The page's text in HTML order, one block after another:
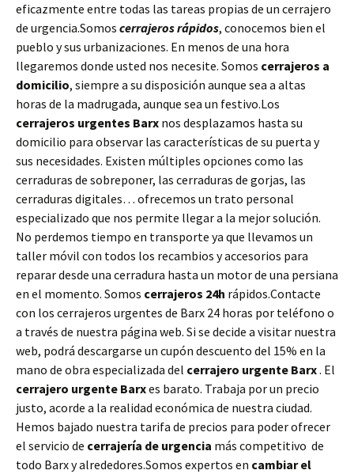
eficazmente entre todas las tareas propias de un cerrajero
de urgencia.Somos cerrajeros rápidos, conocemos bien el
pueblo y sus urbanizaciones. En menos de una hora
llegaremos donde usted nos necesite. Somos cerrajeros a
domicilio, siempre a su disposición aunque sea a altas
horas de la madrugada, aunque sea un festivo.Los
cerrajeros urgentes Barx nos desplazamos hasta su
domicilio para observar las características de su puerta y
sus necesidades. Existen múltiples opciones como las
cerraduras de sobreponer, las cerraduras de gorjas, las
cerraduras digitales… ofrecemos un trato personal
especializado que nos permite llegar a la mejor solución.
No perdemos tiempo en transporte ya que llevamos un
taller móvil con todos los recambios y accesorios para
reparar desde una cerradura hasta un motor de una persiana
en el momento. Somos cerrajeros 24h rápidos.Contacte
con los cerrajeros urgentes de Barx 24 horas por teléfono o
a través de nuestra página web. Si se decide a visitar nuestra
web, podrá descargarse un cupón descuento del 15% en la
mano de obra especializada del cerrajero urgente Barx. El
cerrajero urgente Barxes barato. Trabaja por un precio
justo, acorde a la realidad económica de nuestra ciudad.
Hemos bajado nuestra tarifa de precios para poder ofrecer
el servicio de cerrajería de urgencia más competitivo de
todo Barx y alrededores.Somos expertos en cambiar el